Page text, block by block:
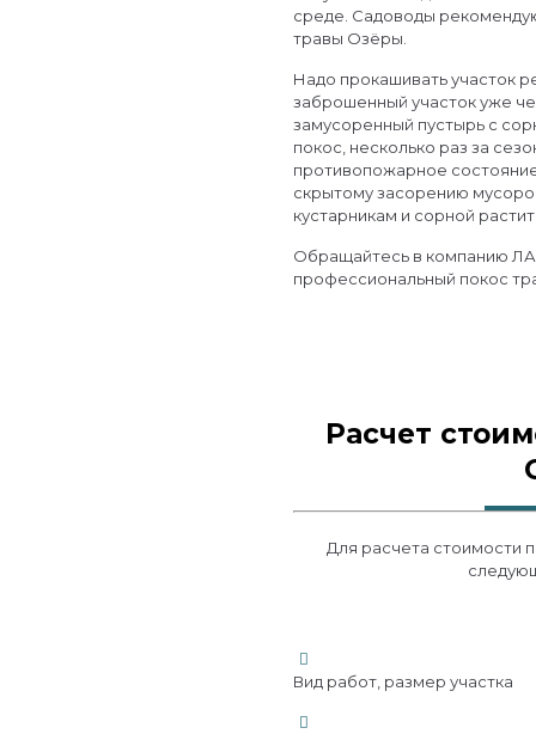
среде. Садоводы
травы Озёры.
Надо прокашивать участок
заброшенный участок уже
замусоренный пустырь с
покос, несколько раз за
противопожарное
скрытому засорению
кустарникам и сорной
Обращайтесь в компанию
профессиональный покос
Расчет
Для расчета стоимости
Вид работ, размер участка